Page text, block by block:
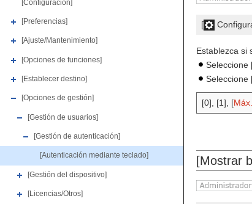
[Configuración]
[Preferencias]
[Ajuste/Mantenimiento]
[Opciones de funciones]
[Establecer destino]
[Opciones de gestión]
[Gestión de usuarios]
[Gestión de autenticación]
[Autenticación mediante teclado]
[Gestión del dispositivo]
[Licencias/Otros]
[
Establezca si
Seleccione
Seleccione
[0], [1], [
[Mostrar